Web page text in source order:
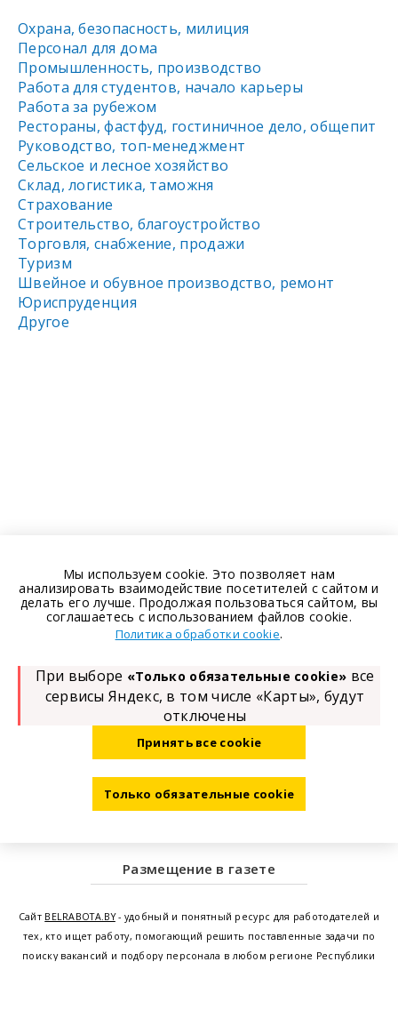
Охрана, безопасность, милиция
Персонал для дома
Промышленность, производство
Работа для студентов, начало карьеры
Работа за рубежом
Рестораны, фастфуд, гостиничное дело, общепит
Руководство, топ-менеджмент
Сельское и лесное хозяйство
Склад, логистика, таможня
Страхование
Строительство, благоустройство
Торговля, снабжение, продажи
Туризм
Швейное и обувное производство, ремонт
Юриспруденция
Другое
Размещение в газете
Сайт BELRABOTA.BY- удобный и понятный ресурс для работодателей и
тех, кто ищет работу, помогающий решить поставленные задачи по
поиску вакансий и подбору персонала в любом регионе Республики
Мы используем cookie. Это позволяет нам
анализировать взаимодействие посетителей с сайтом и
делать его лучше. Продолжая пользоваться сайтом, вы
соглашаетесь с использованием файлов cookie.
Политика обработки cookie.
При выборе «Только обязательные cookie» все
сервисы Яндекс, в том числе «Карты», будут
отключены
Принять все cookie
Только обязательные cookie